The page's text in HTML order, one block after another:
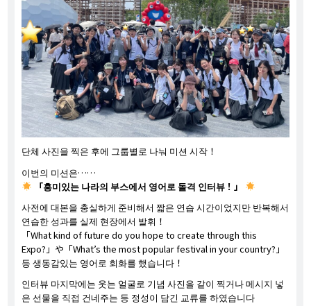
단체 사진을 찍은 후에 그룹별로 나눠 미션 시작！
이번의 미션은……
「흥미있는 나라의 부스에서 영어로 돌격 인터뷰！」
사전에 대본을 충실하게 준비해서 짧은 연습 시간이었지만 반복해서
연습한 성과를 실제 현장에서 발휘！
「What kind of future do you hope to create through this
Expo?」や「What’s the most popular festival in your country?」
등 생동감있는 영어로 회화를 했습니다！
인터뷰 마지막에는 웃는 얼굴로 기념 사진을 같이 찍거나 메시지 넣
은 선물을 직접 건네주는 등 정성이 담긴 교류를 하였습니다